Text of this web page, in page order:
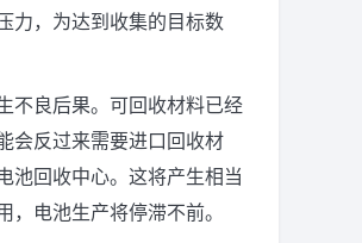
力，为达到收集的目标数
不良后果。可回收材料已经
会反过来需要进口回收材
池回收中心。这将产生相当
电池生产将停滞不前。